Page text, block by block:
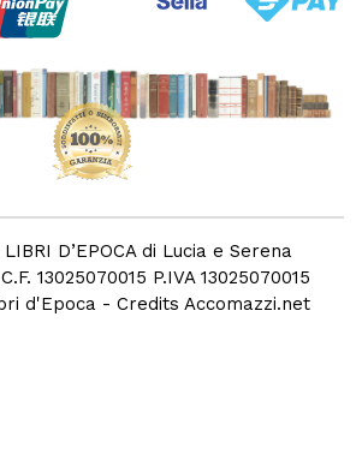
LIBRI D’EPOCA di Lucia e Serena
13025070015 P.IVA 13025070015
d'Epoca - Credits Accomazzi.net